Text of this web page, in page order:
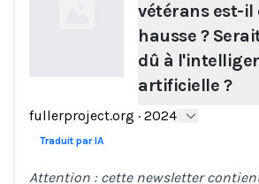
Loading...
vétérans est-il
hausse ?
dû à
artificielle ?
fullerproject.org · 2024
Traduit par IA
Attention : cette newsletter